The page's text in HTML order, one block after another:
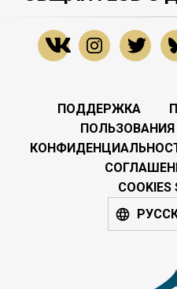
ПОДДЕРЖКА
ПОЛЬЗОВАНИЯ
COOKIES